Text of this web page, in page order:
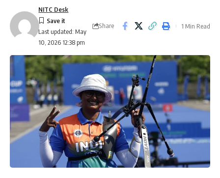
Last updated: May
10, 2026 12:38 pm
NITC Desk
Share 1 Min Read